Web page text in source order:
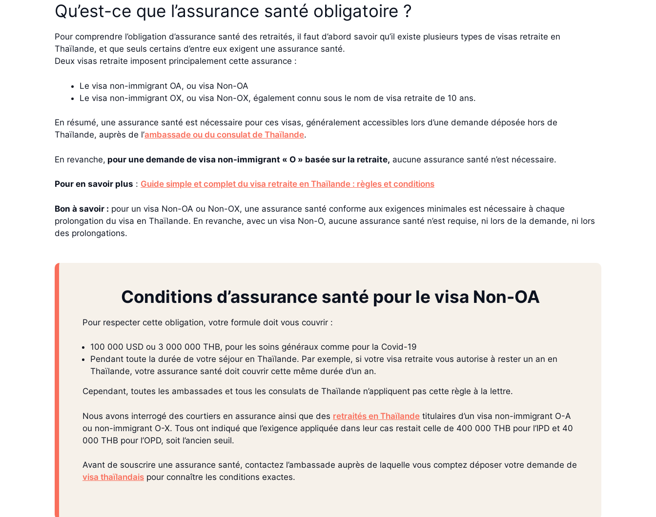
Qu’est-ce que l’assurance santé obligatoire ?
Pour comprendre l’obligation d’assurance santé des retraités, il faut d’abord savoir qu’il existe plusieurs types de visas retraite en
Thaïlande, et que seuls certains d’entre eux exigent une assurance santé.
Deux visas retraite imposent principalement cette assurance :
Le visa non-immigrant OA, ou visa Non-OA
Le visa non-immigrant OX, ou visa Non-OX, également connu sous le nom de visa retraite de 10 ans.
En résumé, une assurance santé est nécessaire pour ces visas, généralement accessibles lors d’une demande déposée hors de
Thaïlande, auprès de l’ambassade ou du consulat de Thaïlande.
En revanche, pour une demande de visa non-immigrant « O » basée sur la retraite, aucune assurance santé n’est nécessaire.
Pour en savoir plus : Guide simple et complet du visa retraite en Thaïlande : règles et conditions
Bon à savoir : pour un visa Non-OA ou Non-OX, une assurance santé conforme aux exigences minimales est nécessaire à chaque
prolongation du visa en Thaïlande. En revanche, avec un visa Non-O, aucune assurance santé n’est requise, ni lors de la demande, ni lors
des prolongations.
Conditions d’assurance santé pour le visa Non-OA
Pour respecter cette obligation, votre formule doit vous couvrir :
100 000 USD ou 3 000 000 THB, pour les soins généraux comme pour la Covid-19
Pendant toute la durée de votre séjour en Thaïlande. Par exemple, si votre visa retraite vous autorise à rester un an en
Thaïlande, votre assurance santé doit couvrir cette même durée d’un an.
Cependant, toutes les ambassades et tous les consulats de Thaïlande n’appliquent pas cette règle à la lettre.
Nous avons interrogé des courtiers en assurance ainsi que des retraités en Thaïlande titulaires d’un visa non-immigrant O-A
ou non-immigrant O-X. Tous ont indiqué que l’exigence appliquée dans leur cas restait celle de 400 000 THB pour l’IPD et 40
000 THB pour l’OPD, soit l’ancien seuil.
Avant de souscrire une assurance santé, contactez l’ambassade auprès de laquelle vous comptez déposer votre demande de
visa thaïlandais pour connaître les conditions exactes.